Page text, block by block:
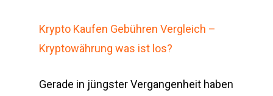
Krypto Kaufen Gebühren Vergleich –
Kryptowährung was ist los?
Gerade in jüngster Vergangenheit haben